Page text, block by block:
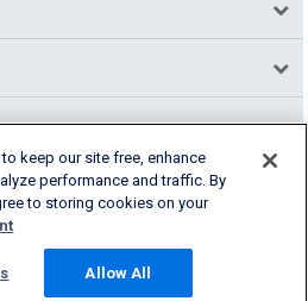
Cookie Settings
keep our site free, enhance
performance and traffic. By
to storing cookies on your
Allow All